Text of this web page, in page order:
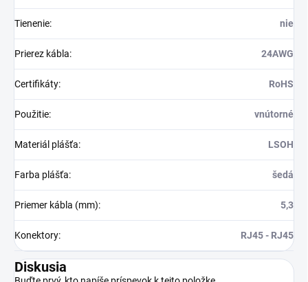
Tienenie: nie
Prierez kábla: 24AWG
Certifikáty: RoHS
Použitie: vnútorné
Materiál plášťa: LSOH
Farba plášťa: šedá
Priemer kábla (mm): 5,3
Konektory: RJ45 - RJ45
Diskusia